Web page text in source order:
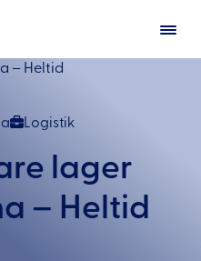
Logistik
lager
– Heltid